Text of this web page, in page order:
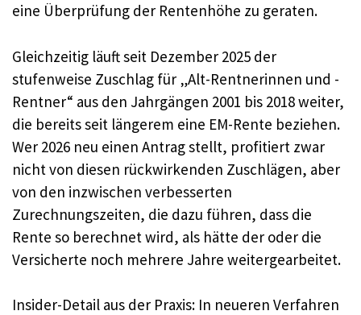
eine Überprüfung der Rentenhöhe zu geraten.
Gleichzeitig läuft seit Dezember 2025 der
stufenweise Zuschlag für „Alt-Rentnerinnen und -
Rentner“ aus den Jahrgängen 2001 bis 2018 weiter,
die bereits seit längerem eine EM-Rente beziehen.
Wer 2026 neu einen Antrag stellt, profitiert zwar
nicht von diesen rückwirkenden Zuschlägen, aber
von den inzwischen verbesserten
Zurechnungszeiten, die dazu führen, dass die
Rente so berechnet wird, als hätte der oder die
Versicherte noch mehrere Jahre weitergearbeitet.
Insider-Detail aus der Praxis: In neueren Verfahren